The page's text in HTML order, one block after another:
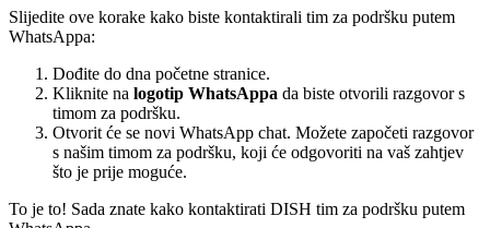
Slijedite ove korake kako biste kontaktirali tim za podršku putem
WhatsAppa:
Dođite do dna početne stranice.
Kliknite na logotip WhatsAppa da biste otvorili razgovor s
timom za podršku.
Otvorit će se novi WhatsApp chat. Možete započeti razgovor
s našim timom za podršku, koji će odgovoriti na vaš zahtjev
što je prije moguće.
To je to! Sada znate kako kontaktirati DISH tim za podršku putem